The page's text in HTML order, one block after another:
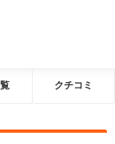
クチコミ